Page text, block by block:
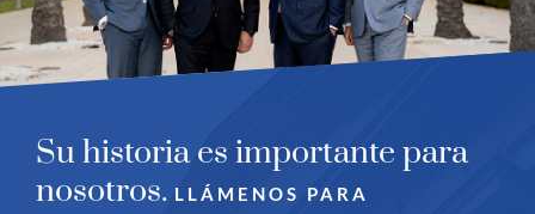
Su historia es importante para
nosotros. LLÁMENOS PARA